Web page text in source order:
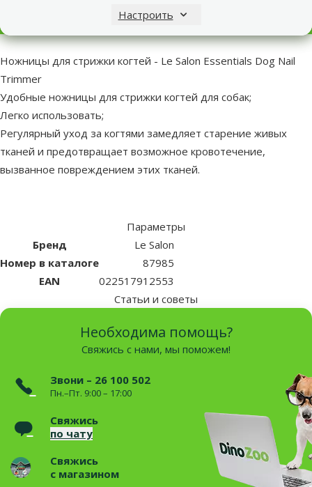
Настроить
Ножницы для стрижки когтей - Le Salon, Essentials Dog Nail
Описание Параметры
В начало страницы
superzoo.product.detail.content
Ножницы для стрижки когтей - Le Salon Essentials Dog Nail
Trimmer
Удобные ножницы для стрижки когтей для собак;
Легко использовать;
Регулярный уход за когтями замедляет старение живых
тканей и предотвращает возможное кровотечение,
вызванное повреждением этих тканей.
Параметры
Бренд
Le Salon
Номер в каталоге
87985
EAN
022517912553
Статьи и советы
Необходима помощь?
Свяжись с нами, мы поможем!
Звони – 26 100 502
Пн.–Пт. 9:00 – 17:00
Свяжись
по чату
Свяжись
с магазином